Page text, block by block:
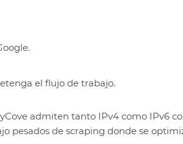
el flujo de trabajo.
admiten tanto IPv4 como IPv6
pesados de scraping donde se